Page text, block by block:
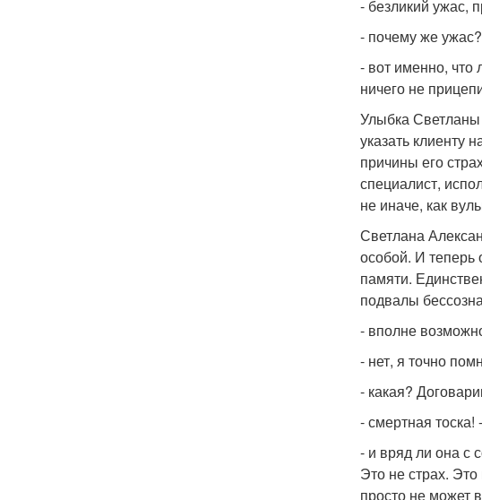
- безликий ужас,
- почему же
- вот именно, что
ничего не
Улыбка Светланы
указать клиенту
причины его
специалист,
не иначе, как
Светлана
особой. И теперь
памяти.
подвалы
- вполне
- нет, я точно
- какая?
- смертная
- и вряд ли она с
Это не страх.
просто не может